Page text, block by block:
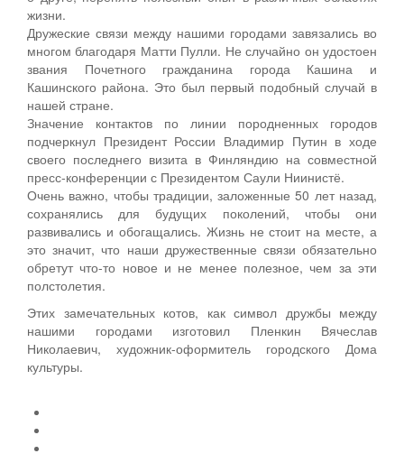
жизни.
Дружеские связи между нашими городами завязались во
многом благодаря Матти Пулли. Не случайно он удостоен
звания Почетного гражданина города Кашина и
Кашинского района. Это был первый подобный случай в
нашей стране.
Значение контактов по линии породненных городов
подчеркнул Президент России Владимир Путин в ходе
своего последнего визита в Финляндию на совместной
пресс-конференции с Президентом Саули Ниинистё.
Очень важно, чтобы традиции, заложенные 50 лет назад,
сохранялись для будущих поколений, чтобы они
развивались и обогащались. Жизнь не стоит на месте, а
это значит, что наши дружественные связи обязательно
обретут что-то новое и не менее полезное, чем за эти
полстолетия.
Этих замечательных котов, как символ дружбы между
нашими городами изготовил Пленкин Вячеслав
Николаевич, художник-оформитель городского Дома
культуры.